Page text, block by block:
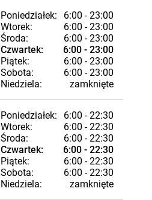
Poniedziałek:
6:00 - 23:00
Wtorek:
6:00 - 23:00
Środa:
6:00 - 23:00
Czwartek:
6:00 - 23:00
Piątek:
6:00 - 23:00
Sobota:
6:00 - 23:00
Niedziela:
zamknięte
Poniedziałek:
6:00 - 22:30
Wtorek:
6:00 - 22:30
Środa:
6:00 - 22:30
Czwartek:
6:00 - 22:30
Piątek:
6:00 - 22:30
Sobota:
6:00 - 22:30
Niedziela:
zamknięte